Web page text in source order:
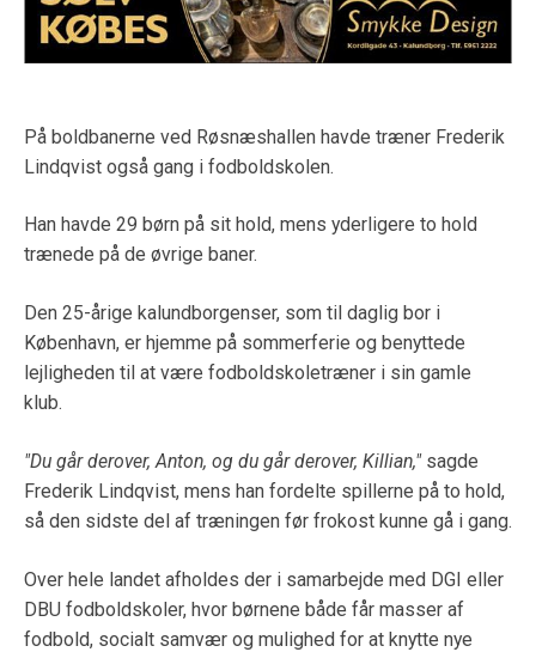
På boldbanerne ved Røsnæshallen havde træner Frederik
Lindqvist også gang i fodboldskolen.
Han havde 29 børn på sit hold, mens yderligere to hold
trænede på de øvrige baner.
Den 25-årige kalundborgenser, som til daglig bor i
København, er hjemme på sommerferie og benyttede
lejligheden til at være fodboldskoletræner i sin gamle
klub.
"Du går derover, Anton, og du går derover, Killian,"sagde
Frederik Lindqvist, mens han fordelte spillerne på to hold,
så den sidste del af træningen før frokost kunne gå i gang.
Over hele landet afholdes der i samarbejde med DGI eller
DBU fodboldskoler, hvor børnene både får masser af
fodbold, socialt samvær og mulighed for at knytte nye